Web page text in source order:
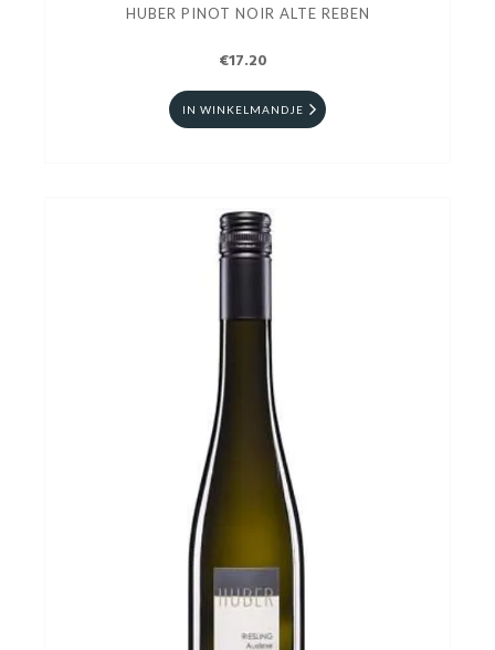
HUBER PINOT NOIR ALTE REBEN
€17.20
IN WINKELMANDJE